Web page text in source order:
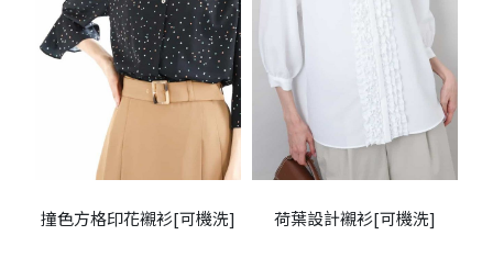
撞色方格印花襯衫[可機洗] 荷葉設計襯衫[可機洗]